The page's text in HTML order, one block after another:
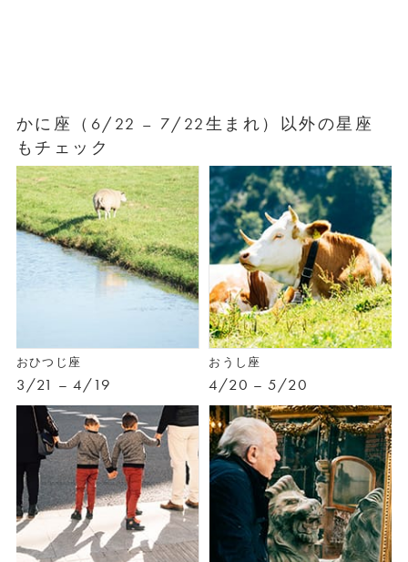
かに座（6/22 – 7/22生まれ）以外の星座
もチェック
おひつじ座
3/21 – 4/19
おうし座
4/20 – 5/20